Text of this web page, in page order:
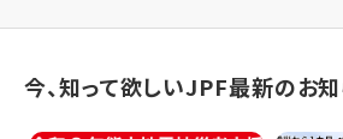
今、知って欲しいJPF最新のお